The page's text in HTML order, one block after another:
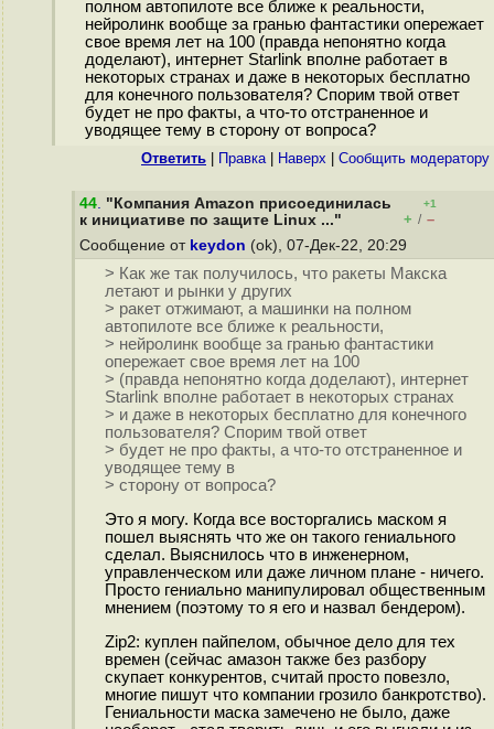
полном автопилоте все ближе к реальности,
нейролинк вообще за гранью фантастики опережает
свое время лет на 100 (правда непонятно когда
доделают), интернет Starlink вполне работает в
некоторых странах и даже в некоторых бесплатно
для конечного пользователя? Спорим твой ответ
будет не про факты, а что-то отстраненное и
уводящее тему в сторону от вопроса?
Ответить Правка| Наверх Cообщить модератору
44. "Компания Amazon присоединилась
к инициативе по защите Linux ..."
+1
+ / –
Сообщение от keydon (ok), 07-Дек-22, 20:29
> Как же так получилось, что ракеты Макска
летают и рынки у других
> ракет отжимают, а машинки на полном
автопилоте все ближе к реальности,
> нейролинк вообще за гранью фантастики
опережает свое время лет на 100
> (правда непонятно когда доделают), интернет
Starlink вполне работает в некоторых странах
> и даже в некоторых бесплатно для конечного
пользователя? Спорим твой ответ
> будет не про факты, а что-то отстраненное и
уводящее тему в
> сторону от вопроса?
Это я могу. Когда все восторгались маском я
пошел выяснять что же он такого гениального
сделал. Выяснилось что в инженерном,
управленческом или даже личном плане - ничего.
Просто гениально манипулировал общественным
мнением (поэтому то я его и назвал бендером).
Zip2: куплен пайпелом, обычное дело для тех
времен (сейчас амазон также без разбору
скупает конкурентов, считай просто повезло,
многие пишут что компании грозило банкротство).
Гениальности маска замечено не было, даже